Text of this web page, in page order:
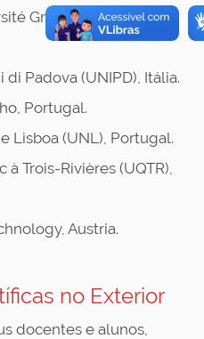
Grenoble Alpes,
Padova (UNIPD), Itália.
Portugal.
Lisboa (UNL), Portugal.
Trois-Rivières (UQTR),
Austria.
no Exterior
docentes e alunos,